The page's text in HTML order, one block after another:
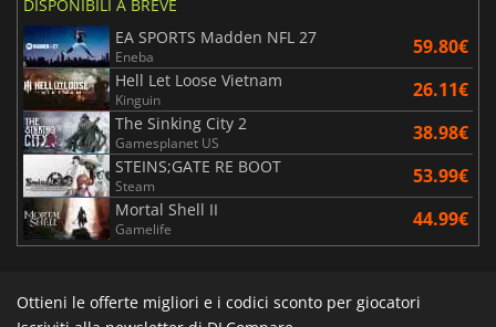
DISPONIBILI A BREVE
EA SPORTS Madden NFL 27
Eneba 59.80€
Hell Let Loose Vietnam
Kinguin 26.11€
The Sinking City 2
Gamesplanet US 38.98€
STEINS;GATE RE BOOT
Steam 53.99€
Mortal Shell II
Gamelife 44.99€
Ottieni le offerte migliori e i codici sconto per giocatori